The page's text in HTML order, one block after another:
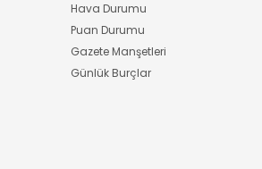
Hava Durumu
Puan Durumu
Gazete Manşetleri
Günlük Burçlar